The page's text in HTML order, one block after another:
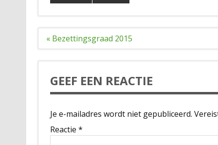
Bericht
« Bezettingsgraad 2015
GEEF EEN REACTIE
Je e-mailadres wordt niet gepubliceerd.
Reactie *